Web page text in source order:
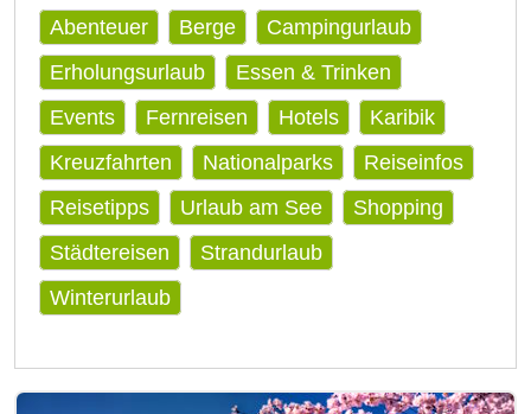
Abenteuer Berge
Campingurlaub
Erholungsurlaub
Essen & Trinken
Events
Fernreisen Hotels
Karibik
Kreuzfahrten
Nationalparks
Reiseinfos
Reisetipps
Urlaub am See
Shopping
Städtereisen
Strandurlaub
Winterurlaub